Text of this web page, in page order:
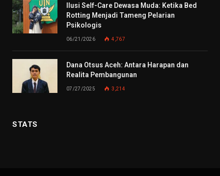
Ilusi Self-Care Dewasa Muda: Ketika Bed
Rotting Menjadi Tameng Pelarian
Psikologis
06/21/2026 4,767
Dana Otsus Aceh: Antara Harapan dan
Realita Pembangunan
07/27/2025 3,214
STATS